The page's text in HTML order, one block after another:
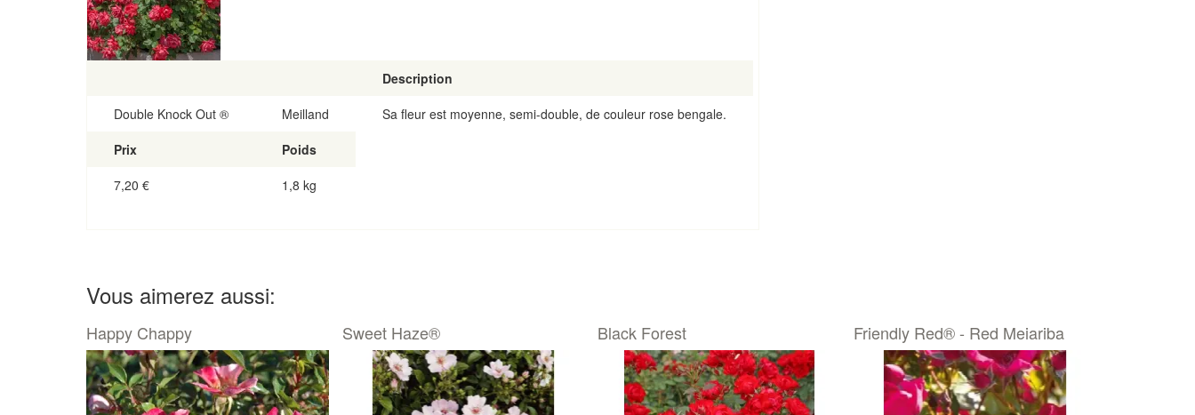
Description
Double Knock Out ®
Meilland
Sa fleur est moyenne, semi-double, de couleur rose bengale.
Prix
Poids
7,20 € 1,8 kg
Vous aimerez aussi:
Happy Chappy Sweet Haze® Black Forest Friendly Red® - Red Meiariba